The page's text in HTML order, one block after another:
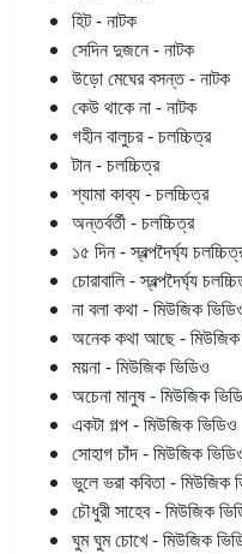
হিট - নাটক
সেদিন দুজনে - নাটক
উড়ো মেঘের বসন্ত - নাটক
কেউ থাকে না - নাটক
গহীন বালুচর - চলচ্চিত্র
টান - চলচ্চিত্র
শ্যামা কাব্য - চলচ্চিত্র
অন্তর্বর্তী - চলচ্চিত্র
১৫ দিন - স্বল্পদৈর্ঘ্য
চোরাবালি - স্বল্পদৈর্ঘ্য
না বলা কথা - মিউজিক
অনেক কথা আছে - মিউজিক
ময়না - মিউজিক ভিডিও
অচেনা মানুষ - মিউজিক
একটা গল্প - মিউজিক ভিডিও
সোহাগ চাঁদ - মিউজিক
ভুলে ভরা কবিতা - মিউজিক
চৌধুরী সাহেব - মিউজিক
ঘুম ঘুম চোখে - মিউজিক